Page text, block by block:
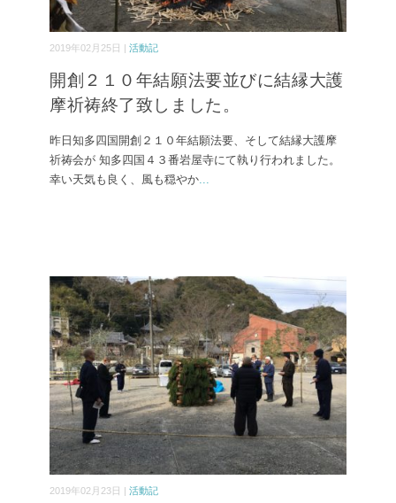
2019年02月25日 | 活動記
開創２１０年結願法要並びに結縁大護
摩祈祷終了致しました。
昨日知多四国開創２１０年結願法要、そして結縁大護摩
祈祷会が 知多四国４３番岩屋寺にて執り行われました。
幸い天気も良く、風も穏やか
2019年02月23日 | 活動記